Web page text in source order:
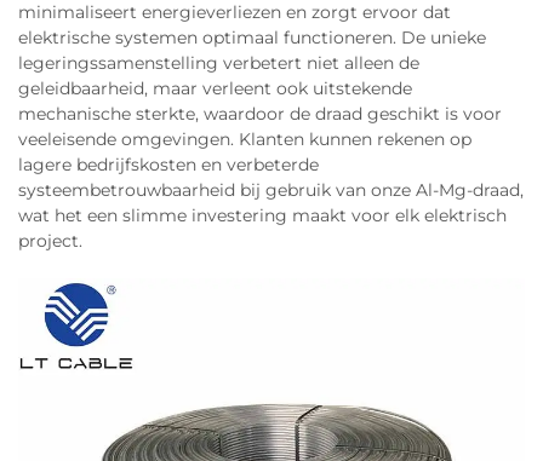
minimaliseert energieverliezen en zorgt ervoor dat
elektrische systemen optimaal functioneren. De unieke
legeringssamenstelling verbetert niet alleen de
geleidbaarheid, maar verleent ook uitstekende
mechanische sterkte, waardoor de draad geschikt is voor
veeleisende omgevingen. Klanten kunnen rekenen op
lagere bedrijfskosten en verbeterde
systeembetrouwbaarheid bij gebruik van onze Al-Mg-draad,
wat het een slimme investering maakt voor elk elektrisch
project.